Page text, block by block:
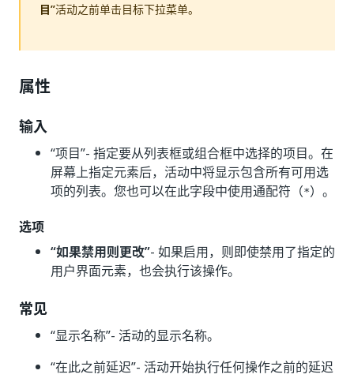
目”活动之前单击目标下拉菜单。
属性
输入
“项目”- 指定要从列表框或组合框中选择的项目。在
屏幕上指定元素后，活动中将显示包含所有可用选
项的列表。您也可以在此字段中使用通配符（*）。
选项
“如果禁用则更改”- 如果启用，则即使禁用了指定的
用户界面元素，也会执行该操作。
常见
“显示名称”- 活动的显示名称。
“在此之前延迟”- 活动开始执行任何操作之前的延迟